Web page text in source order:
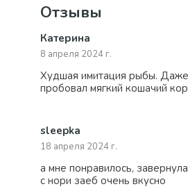
Отзывы
Катерина
8 апреля 2024 г.
Худшая имитация рыбы. Даже
пробовал мягкий кошачий
sleepka
18 апреля 2024 г.
а мне понравилось,
с нори заеб очень вкусно